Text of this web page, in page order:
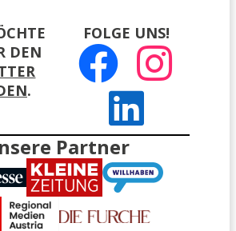
DEN
.
FOLGE UNS!
Partner